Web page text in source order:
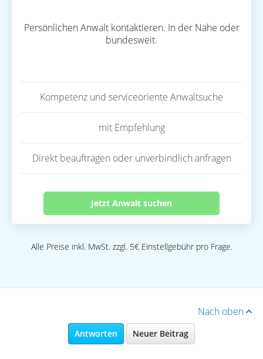
Persönlichen Anwalt kontaktieren. In der Nähe oder
bundesweit.
Kompetenz und serviceoriente Anwaltsuche
mit Empfehlung
Direkt beauftragen oder unverbindlich anfragen
Jetzt Anwalt suchen
Alle Preise inkl. MwSt. zzgl. 5€ Einstellgebühr pro Frage.
Nach oben
Antworten Neuer Beitrag